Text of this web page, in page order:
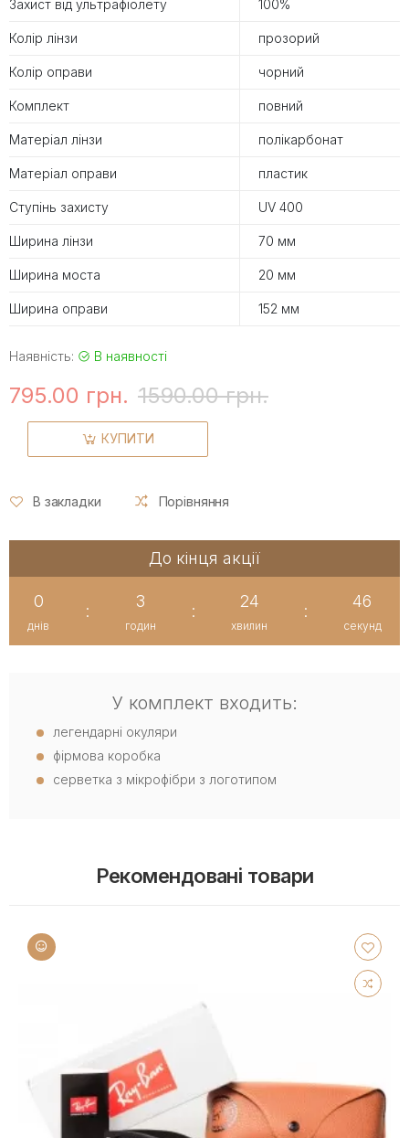
Захист від ультрафіолету 100%
Колір лінзи прозорий
Колір оправи чорний
Комплект повний
Матеріал лінзи полікарбонат
Матеріал оправи пластик
Ступінь захисту UV 400
Ширина лінзи 70 мм
Ширина моста 20 мм
Ширина оправи 152 мм
Наявність: В наявності
795.00 грн. 1590.00 грн.
КУПИТИ
В закладки Порівняння
До кінця акції
0
днів
:
3
годин
:
24
хвилин
:
46
секунд
У комплект входить:
легендарні окуляри
фірмова коробка
серветка з мікрофібри з логотипом
Рекомендовані товари